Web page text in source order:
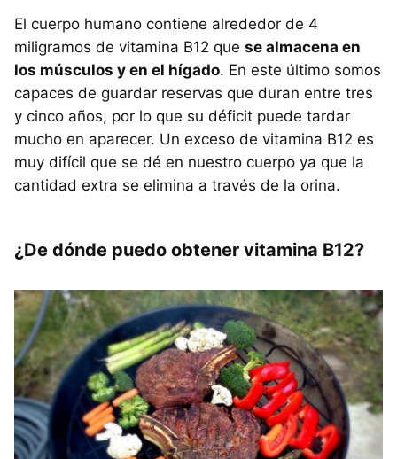
El cuerpo humano contiene alrededor de 4
miligramos de vitamina B12 que se almacena en
los músculos y en el hígado. En este último somos
capaces de guardar reservas que duran entre tres
y cinco años, por lo que su déficit puede tardar
mucho en aparecer. Un exceso de vitamina B12 es
muy difícil que se dé en nuestro cuerpo ya que la
cantidad extra se elimina a través de la orina.
¿De dónde puedo obtener vitamina B12?